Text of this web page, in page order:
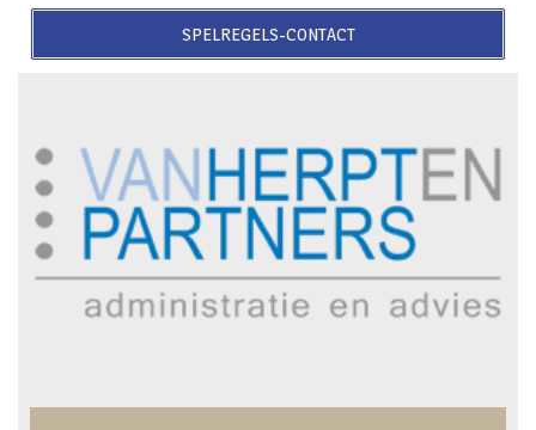
SPELREGELS-CONTACT